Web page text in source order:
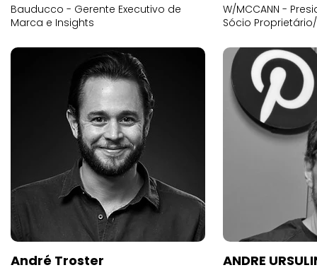
Bauducco - Gerente Executivo de
Marca e Insights
W/MCCANN -
Sócio
André Troster ANDRE